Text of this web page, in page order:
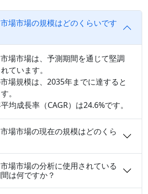
場市場の規模はどのくらいです
場市場は、予測期間を通じて堅調
ています。
場規模は、2035年までに達すると
。
均成長率（CAGR）は24.6%です。
場市場の現在の規模はどのくら
場市場の分析に使用されている
は何ですか？